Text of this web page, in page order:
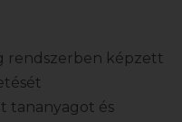
rendszerben képzett
tananyagot és